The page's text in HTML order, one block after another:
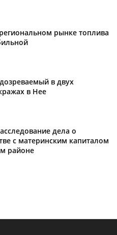
рынке топлива
в двух
в Нее
дела о
с материнским капиталом
районе